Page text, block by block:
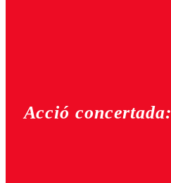
Acció concertada: